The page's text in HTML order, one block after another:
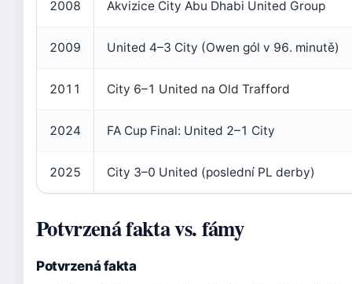
2008 Akvizice City Abu Dhabi United Group
2009 United 4–3 City (Owen gól v 96. minutě)
2011 City 6–1 United na Old Trafford
2024 FA Cup Final: United 2–1 City
2025 City 3–0 United (poslední PL derby)
Potvrzená fakta vs. fámy
Potvrzená fakta